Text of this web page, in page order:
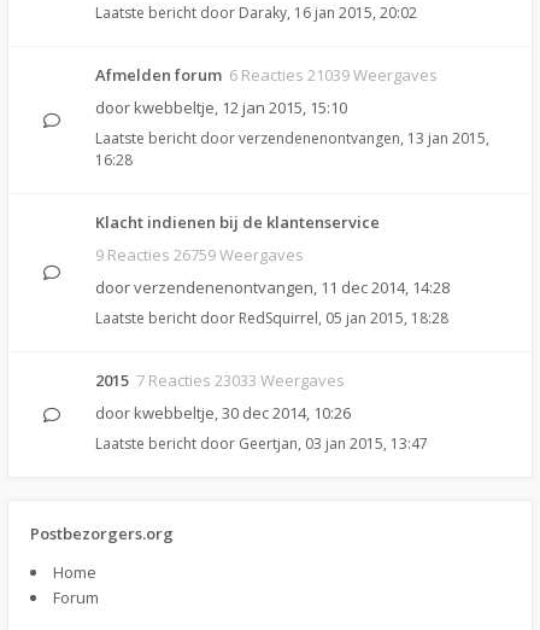
Laatste bericht door Daraky, 16 jan 2015, 20:02
Afmelden forum 6 Reacties 21039 Weergaves
door kwebbeltje, 12 jan 2015, 15:10
Laatste bericht doorverzendenenontvangen, 13 jan 2015,
16:28
Klacht indienen bij de klantenservice
9 Reacties 26759 Weergaves
doorverzendenenontvangen, 11 dec 2014, 14:28
Laatste bericht door RedSquirrel, 05 jan 2015, 18:28
2015 7 Reacties 23033 Weergaves
door kwebbeltje,30 dec 2014, 10:26
Laatste bericht door Geertjan, 03 jan 2015, 13:47
Postbezorgers.org
Home
Forum